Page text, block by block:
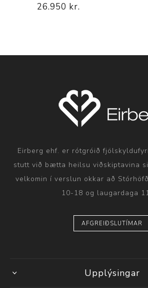
26.950 kr.
Eirberg ehf. er rótgróið
stutt við bætta heilsu viðskiptavina
velkomin í verslun okkar að
10-18 og laugardaga
AFGREIÐSLUTÍMAR
Upplýsingar